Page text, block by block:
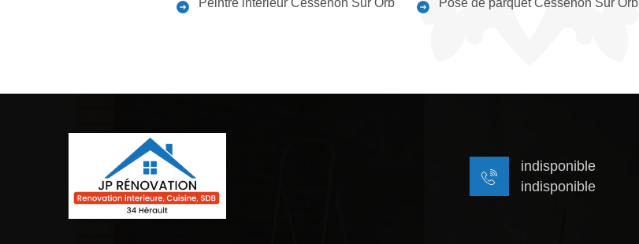
Peintre intérieur Cessenon Sur Orb
Pose de parquet Cessenon Sur Orb
indisponible
indisponible